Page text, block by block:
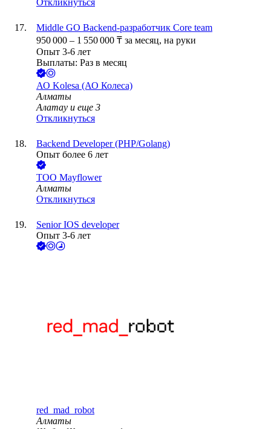
Откликнуться
Middle GO Backend-разработчик Core team
950 000 – 1 550 000 ₸ за месяц, на руки
Опыт 3-6 лет
Выплаты: Раз в месяц
АО Kolesa (АО Колеса)
Алматы
Алатау и еще 3
Откликнуться
Backend Developer (PHP/Golang)
Опыт более 6 лет
ТОО Mayflower
Алматы
Откликнуться
Senior IOS developer
Опыт 3-6 лет
red_mad_robot
Алматы